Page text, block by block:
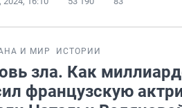
И МИР ИСТОРИИ
зла. Как
французскую